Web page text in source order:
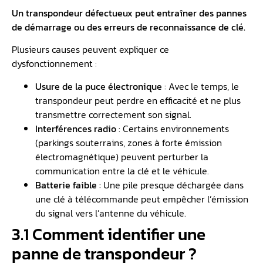
Un transpondeur défectueux peut entraîner des pannes
de démarrage ou des erreurs de reconnaissance de clé.
Plusieurs causes peuvent expliquer ce
dysfonctionnement :
Usure de la puce électronique : Avec le temps, le
transpondeur peut perdre en efficacité et ne plus
transmettre correctement son signal.
Interférences radio: Certains environnements
(parkings souterrains, zones à forte émission
électromagnétique) peuvent perturber la
communication entre la clé et le véhicule.
Batterie faible : Une pile presque déchargée dans
une clé à télécommande peut empêcher l’émission
du signal vers l’antenne du véhicule.
3.1 Comment identifier une
panne de transpondeur ?